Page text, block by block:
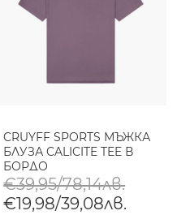
CRUYFF SPORTS МЪЖКА
БЛУЗА CALICITE TEE В
БОРДО
€39,95/78,14лв.
€19,98/39,08лв.